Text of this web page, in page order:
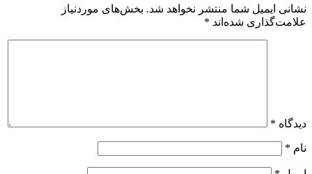
نشانی ایمیل شما منتشر نخواهد شد. بخش‌های موردنیاز
علامت‌گذاری شده‌اند *
دیدگاه *
نام *